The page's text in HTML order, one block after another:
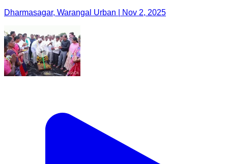
Dharmasagar, Warangal Urban | Nov 2, 2025